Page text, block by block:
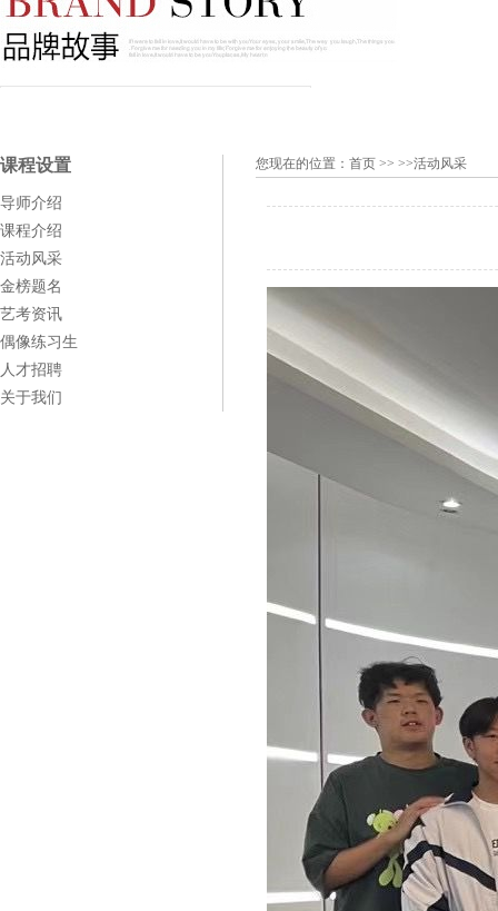
课程设置
导师介绍
课程介绍
活动风采
金榜题名
艺考资讯
偶像练习生
人才招聘
关于我们
您现在的位置： 首页 >> >>活动风采